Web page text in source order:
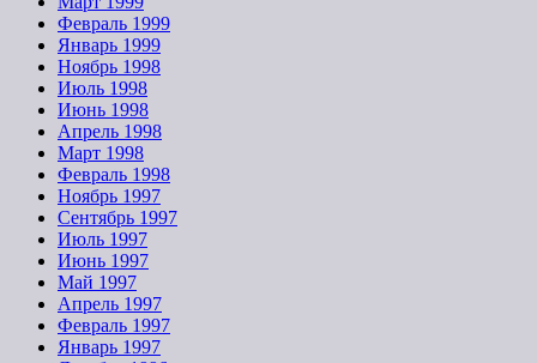
Февраль 1999
Январь 1999
Ноябрь 1998
Июль 1998
Июнь 1998
Апрель 1998
Март 1998
Февраль 1998
Ноябрь 1997
Сентябрь 1997
Июль 1997
Июнь 1997
Май 1997
Апрель 1997
Февраль 1997
Январь 1997